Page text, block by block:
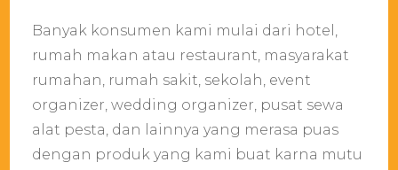
Banyak konsumen kami mulai dari hotel,
rumah makan atau restaurant, masyarakat
rumahan, rumah sakit, sekolah, event
organizer, wedding organizer, pusat sewa
alat pesta, dan lainnya yang merasa puas
dengan produk yang kami buat karna mutu